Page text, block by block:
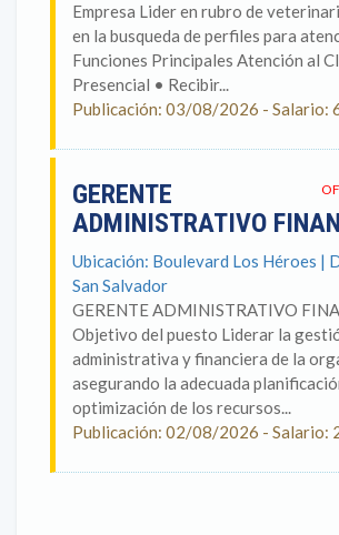
Empresa Lider en rubro de
en la busqueda de perfiles para
Funciones Principales Atención al
Presencial • Recibir...
Publicación: 03/08/2026 - Salario:
GERENTE
ADMINISTRATIVO
Ubicación: Boulevard Los Héroes |
San Salvador
GERENTE ADMINISTRATIVO
Objetivo del puesto Liderar la
administrativa y financiera de la
asegurando la adecuada
optimización de los recursos...
Publicación: 02/08/2026 - Salario: